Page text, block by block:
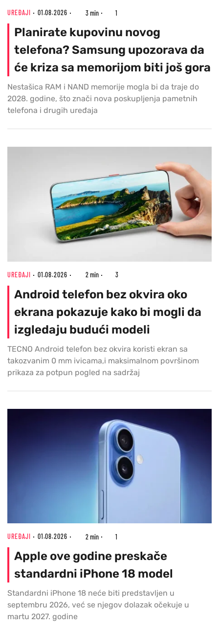
UREĐAJI 01.08.2026 3 min 1
Planirate kupovinu novog
telefona? Samsung upozorava da
će kriza sa memorijom biti još gora
Nestašica RAM i NAND memorije mogla bi da traje do
2028. godine, što znači nova poskupljenja pametnih
telefona i drugih uređaja
UREĐAJI 01.08.2026 2 min 3
Android telefon bez okvira oko
ekrana pokazuje kako bi mogli da
izgledaju budući modeli
TECNO Android telefon bez okvira koristi ekran sa
takozvanim 0 mm ivicama,i maksimalnom površinom
prikaza za potpun pogled na sadržaj
UREĐAJI 01.08.2026 2 min 1
Apple ove godine preskače
standardni iPhone 18 model
Standardni iPhone 18 neće biti predstavljen u
septembru 2026, već se njegov dolazak očekuje u
martu 2027. godine